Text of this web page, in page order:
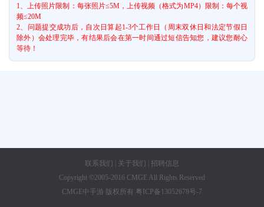
1、上传照片限制：每张照片≤5M，上传视频（格式为MP4）限制：每个视
频≤20M
2、问题提交成功后，自次日算起1-3个工作日（周末双休日和法定节假日
除外）会处理完毕，有结果后会在第一时间通过短信告知您，建议您耐心
等待！
联系我们 | 关于我们 | 招聘信息
Copyright ©2005-2016 CMGE All Rights Reserved
CMGE中手游 版权所有 粤ICP备13052678号-7